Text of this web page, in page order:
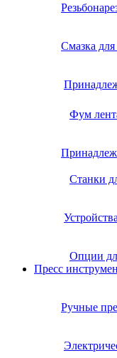
Смазка для
Фум
Станки
Опции
Пресс
Ручные